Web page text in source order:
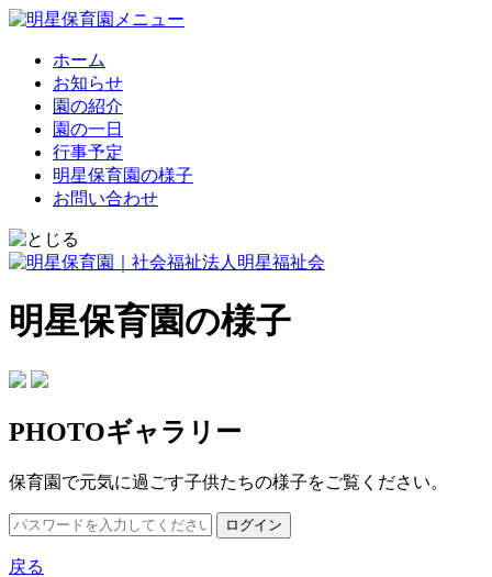
ホーム
お知らせ
園の紹介
園の一日
行事予定
明星保育園の様子
お問い合わせ
明星保育園の様子
PHOTOギャラリー
保育園で元気に過ごす子供たちの様子をご覧ください。
戻る